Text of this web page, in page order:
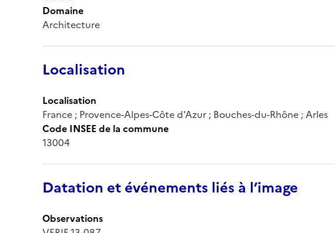
Domaine
Architecture
Localisation
Localisation
France ; Provence-Alpes-Côte d'Azur ; Bouches-du-Rhône ; Arles
Code INSEE de la commune
13004
Datation et événements liés à l’image
Observations